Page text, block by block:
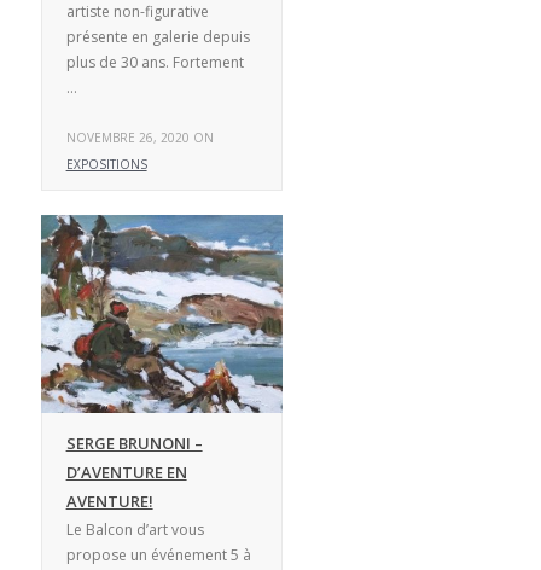
artiste non-figurative
présente en galerie depuis
plus de 30 ans. Fortement
…
NOVEMBRE 26, 2020 ON
EXPOSITIONS
SERGE BRUNONI –
D’AVENTURE EN
AVENTURE!
Le Balcon d’art vous
propose un événement 5 à